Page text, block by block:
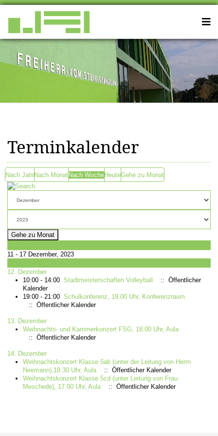
Terminkalender
Nach JahrNach MonatNach WocheHeuteGehe zu Monat
Gehe zu Monat
11 - 17 Dezember, 2023
12. Dezember
10:00 - 14:00 Stadtmeisterschaften Volleyball
:: Öffentlicher
Kalender
19:00 - 21:00 Schulkonferenz, 19.00 Uhr, Konferenzraum
:: Öffentlicher Kalender
13. Dezember
Weihnachts- und Kammerkonzert FSG, 18.00 Uhr, Aula
:: Öffentlicher Kalender
14. Dezember
Weihnachtskonzert Klasse 5ab (unter der Leitung von Herrn
Neemann),18.30 Uhr, Aula
:: Öffentlicher Kalender
Weihnachtskonzert Klasse 5cd (unter Leitung von Frau
Meschede), 17.00 Uhr, Aula
:: Öffentlicher Kalender